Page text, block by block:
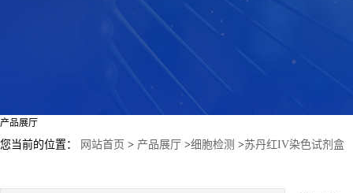
产品展厅
您当前的位置： 网站首页 > 产品展厅 >细胞检测 >苏丹红IV染色试剂盒